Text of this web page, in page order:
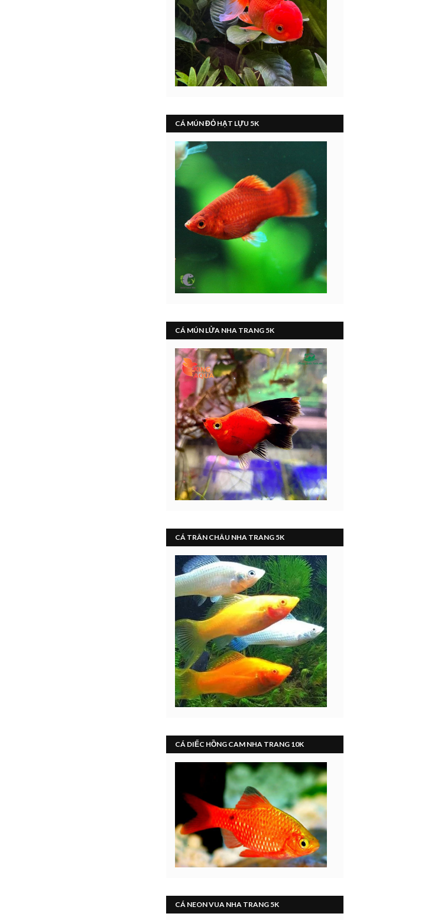
CÁ MÚN ĐỎ HẠT LỰU 5K
CÁ MÚN LỬA NHA TRANG 5K
CÁ TRÂN CHÂU NHA TRANG 5K
CÁ DIẾC HỒNG CAM NHA TRANG 10K
CÁ NEON VUA NHA TRANG 5K